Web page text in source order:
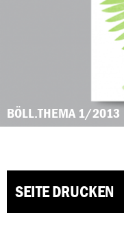
BÖLL.THEMA 1/2013
SEITE DRUCKEN